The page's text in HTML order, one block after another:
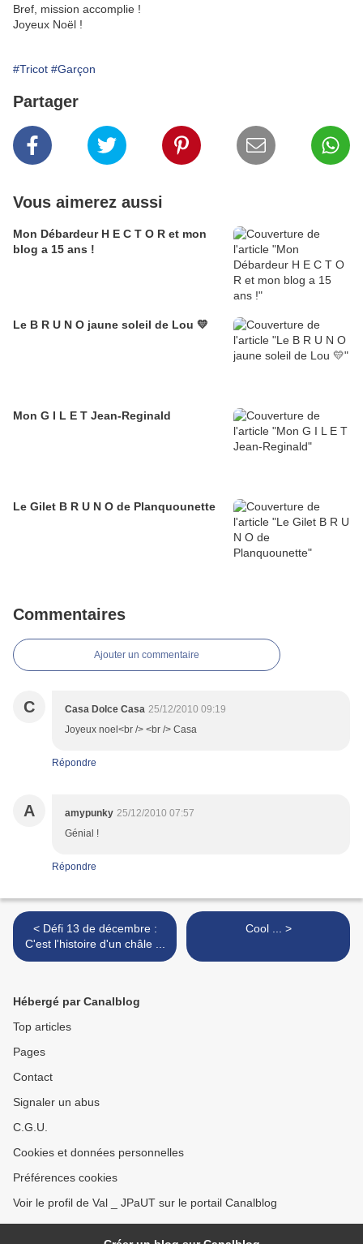
Bref, mission accomplie !
Joyeux Noël !
#Tricot #Garçon
Partager
Vous aimerez aussi
Mon Débardeur H E C T O R et mon
blog a 15 ans !
Le B R U N O jaune soleil de Lou 💛
Mon G I L E T Jean-Reginald
Le Gilet B R U N O de Planquounette
Commentaires
Ajouter un commentaire
C Casa Dolce Casa 25/12/2010 09:19
Joyeux noel<br /> <br /> Casa
Répondre
A amypunky 25/12/2010 07:57
Génial !
Répondre
< Défi 13 de décembre :
C'est l'histoire d'un châle ...
Cool ... >
Hébergé par Canalblog
Top articles
Pages
Contact
Signaler un abus
C.G.U.
Cookies et données personnelles
Préférences cookies
Voir le profil de Val _ JPaUT sur le portail Canalblog